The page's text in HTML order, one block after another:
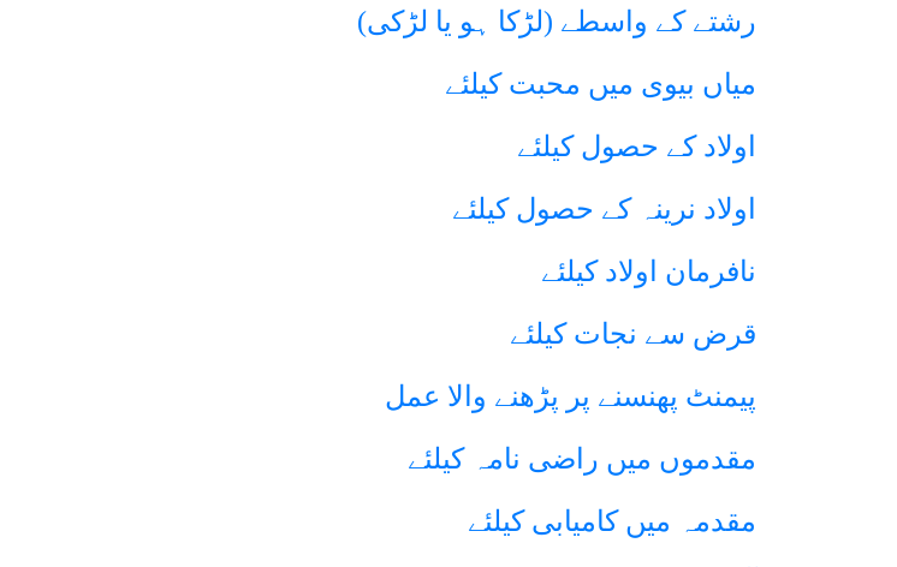
رشتے کے واسطے (لڑکا ہو یا لڑکی)
میاں بیوی میں محبت کیلئے
اولاد کے حصول کیلئے
اولاد نرینہ کے حصول کیلئے
نافرمان اولاد کیلئے
قرض سے نجات کیلئے
پیمنٹ پھنسنے پر پڑھنے والا عمل
مقدموں میں راضی نامہ کیلئے
مقدمہ میں کامیابی کیلئے